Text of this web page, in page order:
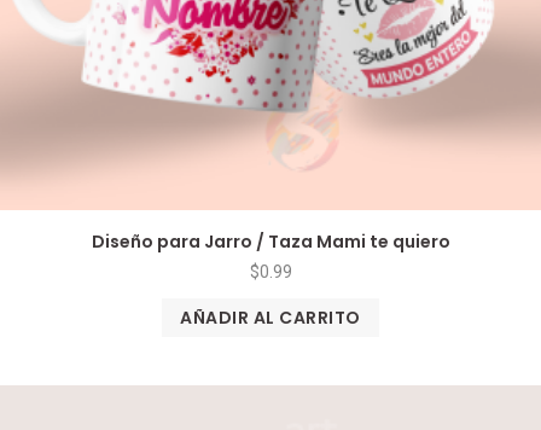
Diseño para Jarro / Taza Mami te quiero
$0.99
AÑADIR AL CARRITO